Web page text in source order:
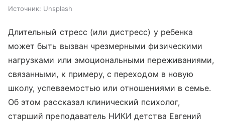
Источник: Unsplash
Длительный стресс (или дистресс) у ребенка
может быть вызван чрезмерными физическими
нагрузками или эмоциональными переживаниями,
связанными, к примеру, с переходом в новую
школу, успеваемостью или отношениями в семье.
Об этом рассказал клинический психолог,
старший преподаватель НИКИ детства Евгений